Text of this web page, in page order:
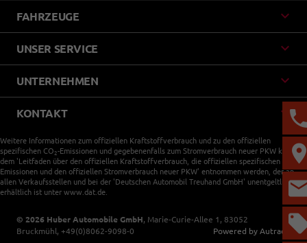
FAHRZEUGE
UNSER SERVICE
UNTERNEHMEN
KONTAKT
Weitere Informationen zum offiziellen Kraftstoffverbrauch und zu den offiziellen
spezifischen CO 2-Emissionen und gegebenenfalls zum Stromverbrauch neuer PKW können
dem 'Leitfaden über den offiziellen Kraftstoffverbrauch, die offiziellen spezifischen CO
-
Emissionen und den offiziellen Stromverbrauch neuer PKW' entnommen werden, der an
allen Verkaufsstellen und bei der 'Deutschen Automobil Treuhand GmbH' unentgeltlich
erhältlich ist unter www.dat.de.
© 2026 Huber Automobile GmbH, Marie-Curie-Allee 1 , 83052
Bruckmühl, +49(0)8062-9098-0 Powered by Autrado